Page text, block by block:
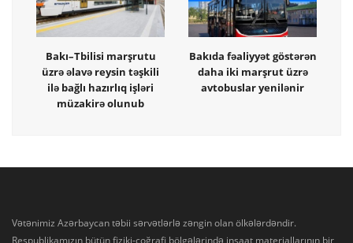
Bakı–Tbilisi marşrutu
üzrə əlavə reysin təşkili
ilə bağlı hazırlıq işləri
müzakirə olunub
Bakıda fəaliyyət göstərən
daha iki marşrut üzrə
avtobuslar yenilənir
Vətənimiz Azərbaycan təbii sərvətlərlə zəngin olan ölkələrdəndir.
Respublikamızın bütün fiziki-coğrafi bölgələrində inşaat materiallarının bir